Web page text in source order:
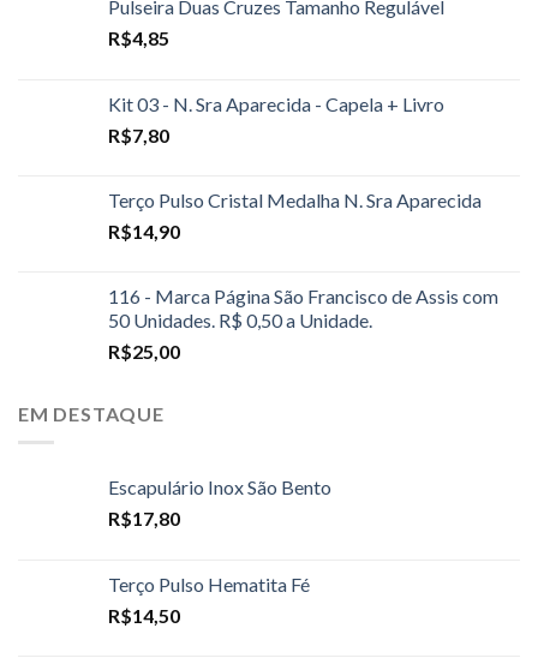
Pulseira Duas Cruzes Tamanho Regulável
R$4,85
Kit 03 - N. Sra Aparecida - Capela + Livro
R$7,80
Terço Pulso Cristal Medalha N. Sra Aparecida
R$14,90
116 - Marca Página São Francisco de Assis com
50 Unidades. R$ 0,50 a Unidade.
R$25,00
EM DESTAQUE
Escapulário Inox São Bento
R$17,80
Terço Pulso Hematita Fé
R$14,50